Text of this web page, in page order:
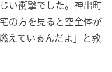
い衝撃でした。神出町
の方を見ると空全体が
えているんだよ」と教